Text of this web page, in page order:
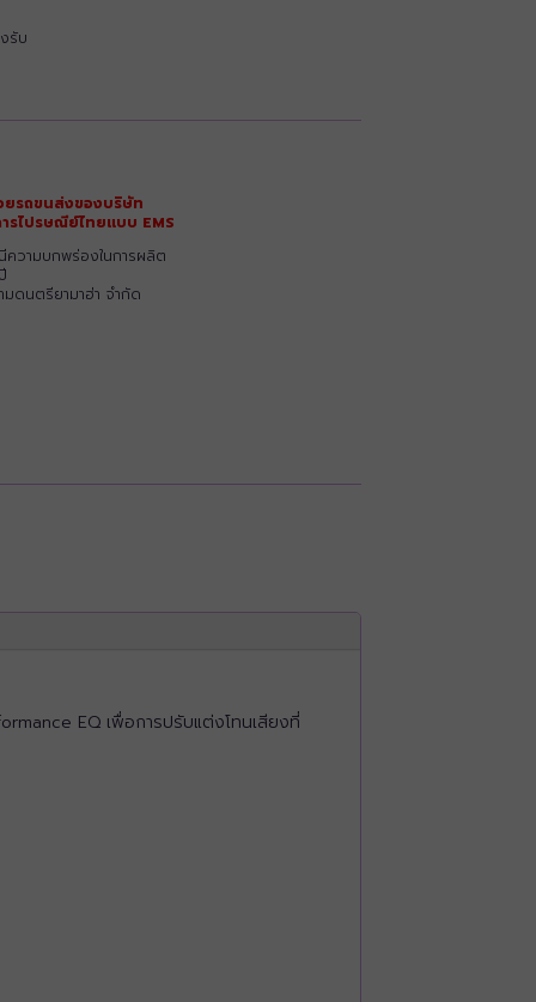
รับ
รถขนส่งของบริษัท
ไปรษณีย์ไทยแบบ EMS
วามบกพร่องในการผลิต
ดนตรียามาฮ่า จำกัด
EQ เพื่อการปรับแต่งโทนเสียงที่